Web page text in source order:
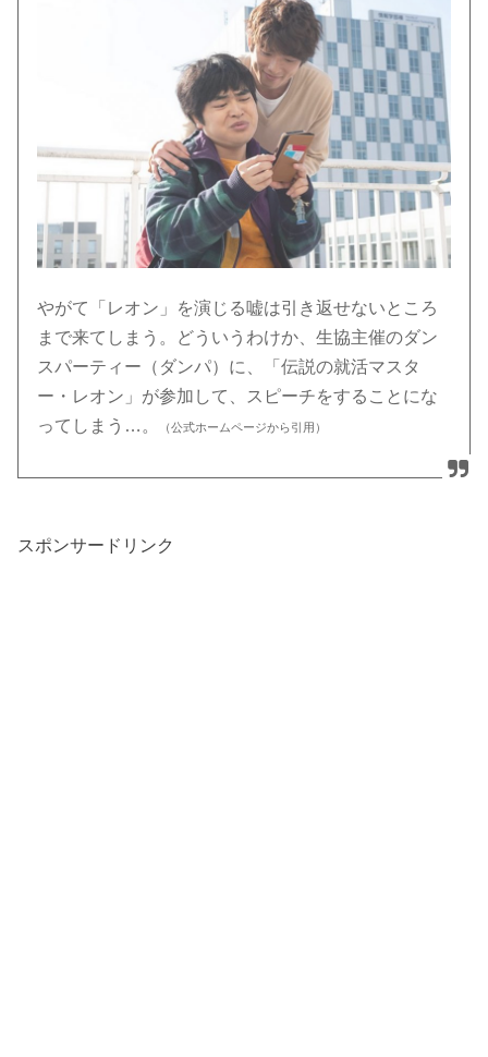
やがて「レオン」を演じる嘘は引き返せないところ
まで来てしまう。どういうわけか、生協主催のダン
スパーティー（ダンパ）に、「伝説の就活マスタ
ー・レオン」が参加して、スピーチをすることにな
ってしまう…。
（公式ホームページから引用）
スポンサードリンク